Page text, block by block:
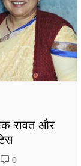
रावत और
0